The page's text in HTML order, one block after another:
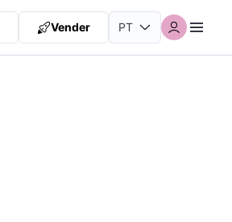
Vender